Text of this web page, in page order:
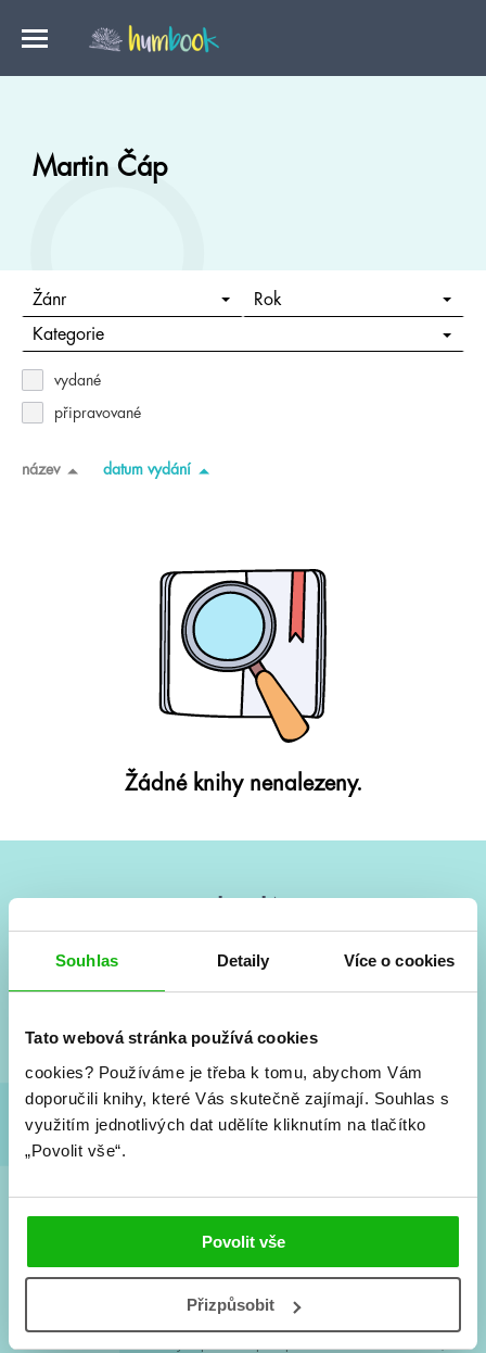
Souhlas Detaily Více o cookies
Tato webová stránka používá cookies
cookies? Používáme je třeba k tomu, abychom Vám
doporučili knihy, které Vás skutečně zajímají. Souhlas s
využitím jednotlivých dat udělíte kliknutím na tlačítko
„Povolit vše“.
Povolit vše
Přizpůsobit
Martin Čáp
Žánr Rok
Kategorie
vydané
připravované
název datum vydání
Žádné knihy nenalezeny.
Vše kolem #youngadult každý měsíc rovnou do mailu!
a seriálové adaptace a další.
Souhlasím spodmínkami zpracování osobních údajů
Tvá e-mailová adresa je u nás v bezpečí. Přečti si